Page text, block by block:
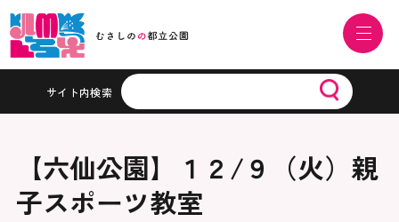
サイト内検索
【六仙公園】１２/９（火）親
子スポーツ教室